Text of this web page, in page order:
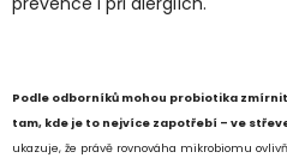
Podle odborníků mohou probiotika
tam, kde je to nejvíce zapotřebí – ve
ukazuje, že právě rovnováha mikrobiomu